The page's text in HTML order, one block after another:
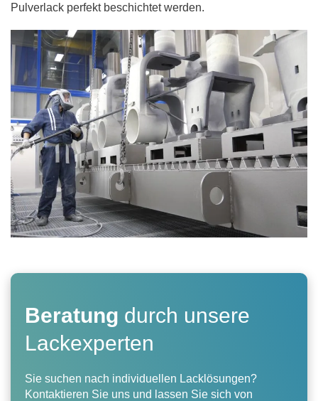
Pulverlack perfekt beschichtet werden.
Beratung durch unsere
Lackexperten
Sie suchen nach individuellen Lacklösungen?
Kontaktieren Sie uns und lassen Sie sich von